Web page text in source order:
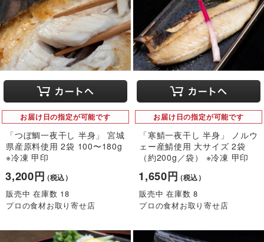
お届け日の指定が可能です
「つぼ鯛一夜干し 半身」 宮城
県産原料使用 2袋 100〜180g
※冷凍 甲印
3,200円（税込）
販売中 在庫数 18
プロの食材お取り寄せ店
お届け日の指定が可能です
「寒鯖一夜干し 半身」 ノルウ
ェー産鯖使用 大サイズ 2袋
（約200g／袋） ※冷凍 甲印
1,650円（税込）
販売中 在庫数 8
プロの食材お取り寄せ店